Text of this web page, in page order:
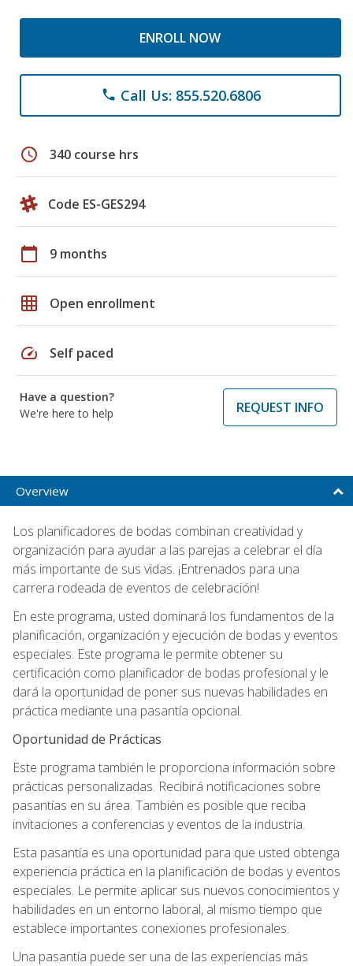
ENROLL NOW
phone Call Us: 855.520.6806
schedule 340 course hrs
Code ES-GES294
calendar_today 9 months
grid_on Open enrollment
speed Self paced
Have a question?
We're here to help
REQUEST INFO
Overview
Los planificadores de bodas combinan creatividad y
organización para ayudar a las parejas a celebrar el día
más importante de sus vidas. ¡Entrenados para una
carrera rodeada de eventos de celebración!
En este programa, usted dominará los fundamentos de la
planificación, organización y ejecución de bodas y eventos
especiales. Este programa le permite obtener su
certificación como planificador de bodas profesional y le
dará la oportunidad de poner sus nuevas habilidades en
práctica mediante una pasantía opcional.
Oportunidad de Prácticas
Este programa también le proporciona información sobre
prácticas personalizadas. Recibirá notificaciones sobre
pasantías en su área. También es posible que reciba
invitaciones a conferencias y eventos de la industria.
Esta pasantía es una oportunidad para que usted obtenga
experiencia práctica en la planificación de bodas y eventos
especiales. Le permite aplicar sus nuevos conocimientos y
habilidades en un entorno laboral, al mismo tiempo que
establece importantes conexiones profesionales.
Una pasantía puede ser una de las experiencias más